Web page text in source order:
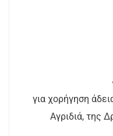
για χορήγηση
Αγριδιά, της